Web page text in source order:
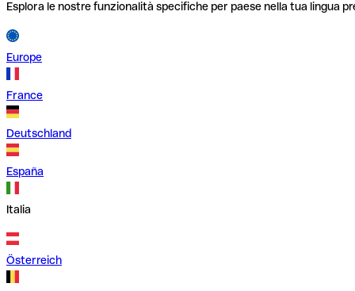
Esplora le nostre funzionalità specifiche per paese nella tua lingua
Europe
France
Deutschland
España
Italia
Österreich